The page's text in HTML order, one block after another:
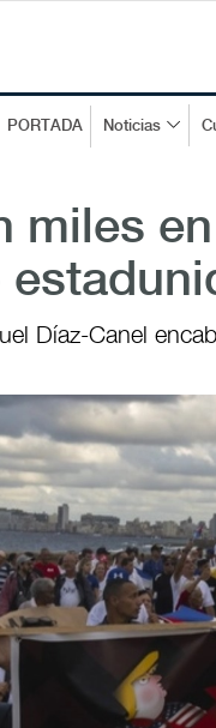
PORTADA Noticias
miles
Díaz-Canel